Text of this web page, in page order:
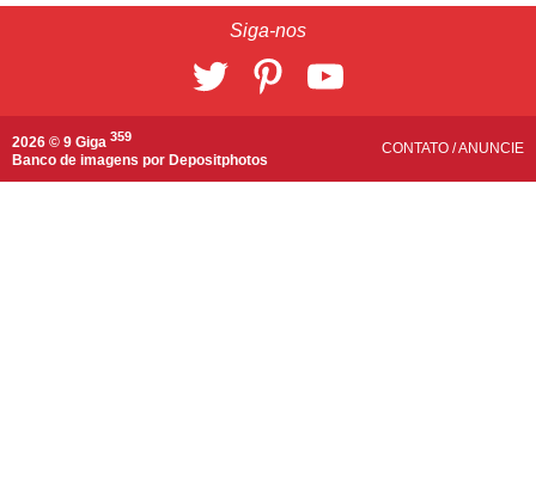
Siga-nos
2026 © 9 Giga 359
Banco de imagens por Depositphotos
CONTATO /ANUNCIE